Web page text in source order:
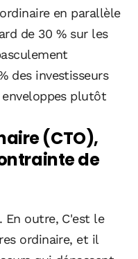
en parallèle
de 30 % sur les
des investisseurs
plutôt
(CTO),
de
En outre, C'est le
ordinaire, et il